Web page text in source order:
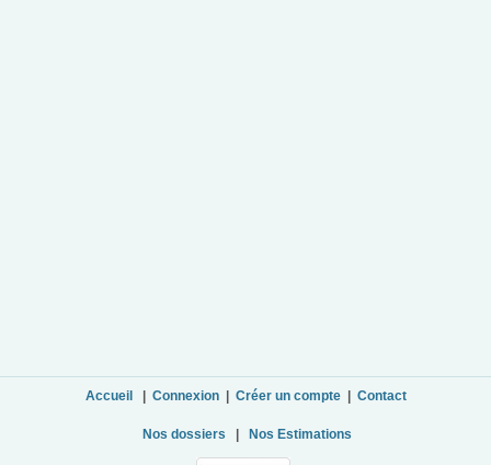
Accueil Connexion| Créer un compte| Contact
Nos dossiers Nos Estimations